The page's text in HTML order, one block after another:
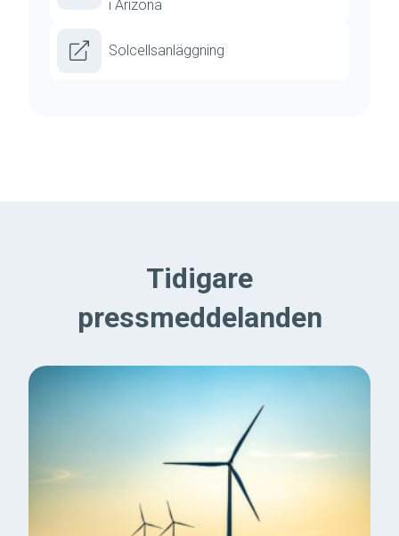
i Arizona
Solcellsanläggning
Tidigare
pressmeddelanden